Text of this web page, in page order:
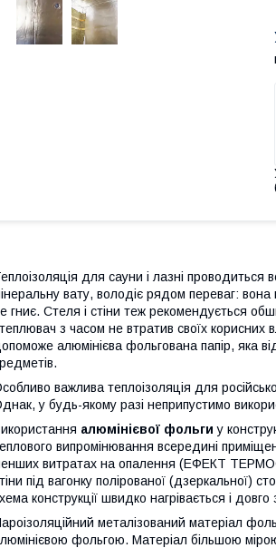
для сауни і лазні
вату, володіє рядом переваг:
гниє. Стеля і стіни теж рекомендується
з часом не втратив своїх
алюмінієва фольгована папір, яка
важлива теплоізоляція для
у будь-якому разі неприпустимо
алюмінієвої фольги у
випромінювання всередині
витратах на опалення (ЕФЕКТ
під вагонку полірованої
конструкції швидко нагрівається і довго
металізований матеріал
фольгою. Матеріал більшою